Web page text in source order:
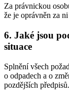
Za právnickou
že je oprávněn za
6. Jaké jsou
situace
Splnění všech
o odpadech a o
pozdějších předpisů.